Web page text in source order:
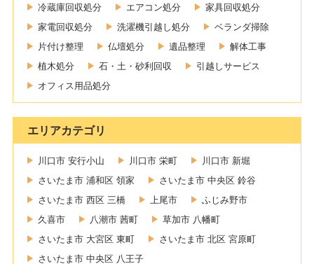
冷蔵庫回収処分
エアコン処分
家具回収処分
家電回収処分
洗濯機引越し処分
ベランダ掃除
片付け整理
仏壇処分 遺品整理
解体工事
植木処分
石・土・砂利回収
引越しサービス
オフィス用品処分
エリアカテゴリ
川口市 安行小山 川口市 栄町
川口市 新堀
さいたま市 浦和区 領家
さいたま市 中央区 鈴谷
さいたま市 西区 三橋
上尾市
ふじみ野市
久喜市
八潮市 茜町
草加市 八幡町
さいたま市 大宮区 東町
さいたま市 北区 宮原町
さいたま市 中央区 八王子